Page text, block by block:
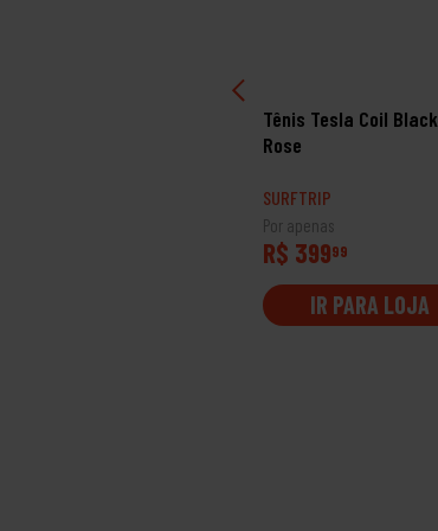
Tênis Tesla Coil Black
Rose
SURFTRIP
Por apenas
R$ 39999
IR PARA LOJA